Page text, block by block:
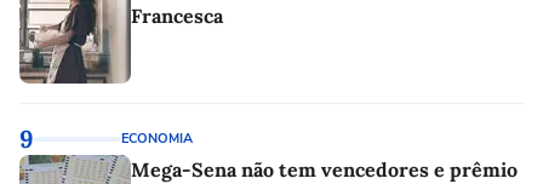
Francesca
9 ECONOMIA
Mega-Sena não tem vencedores e prêmio